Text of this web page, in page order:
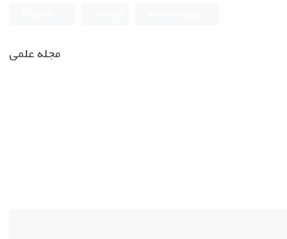
مجله علمی